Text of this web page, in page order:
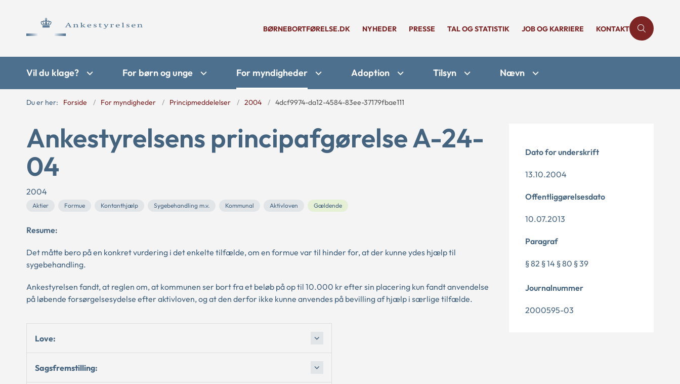
BØRNEBORTFØRELSE.DK NYHEDER PRESSE TAL OG STATISTIK JOB OG KARRIERE KONTAKT
Vil du klage? For børn og unge For myndigheder Adoption Tilsyn Nævn
Du er her: Forside For myndigheder Principmeddelelser 2004 4dcf9974-da12-4584-83ee-37179fbae111
Ankestyrelsens principafgørelse A-24-
04
2004
Aktier Formue Kontanthjælp Sygebehandling m.v. Kommunal Aktivloven Gældende
Resume:
Det måtte bero på en konkret vurdering i det enkelte tilfælde, om en formue var til hinder for, at der kunne ydes hjælp til
sygebehandling.
Ankestyrelsen fandt, at reglen om, at kommunen ser bort fra et beløb på op til 10.000 kr efter sin placering kun fandt anvendelse
på løbende forsørgelsesydelse efter aktivloven, og at den derfor ikke kunne anvendes på bevilling af hjælp i særlige tilfælde.
Love:
Sagsfremstilling:
Dato for underskrift
13.10.2004
Offentliggørelsesdato
10.07.2013
Paragraf
§ 82 § 14 § 80 § 39
Journalnummer
2000595-03